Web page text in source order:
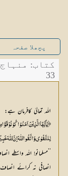
پچھلا صفحہ
33
اللہ تعالیٰ کافرمان ہے:
﴿ یٰٓاَ یُّہَا الَّذِیْنَ آمَنُوْا کُوْنُوْ
لِلتَّقْوٰی وَاتَّقُوا اللّٰہَ اِنَّ اللّٰہَ
’’مسلمانو! اللہ
انصافی نہ کرائے